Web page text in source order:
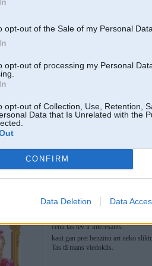
opt-out of the Sale of my Personal Data.
opt-out of processing my Personal
opt-out of Collection, Use, Retention,
Data that Is Unrelated with the
CONFIRM
Data Deletion Data
Imho par benzīnu
Nesaprotu ko te pi...t kapeiku.Ja
cenu tas tev ir interesants.
kaut gan pret benzīnu arī neko
Tas tā mans viedoklis.